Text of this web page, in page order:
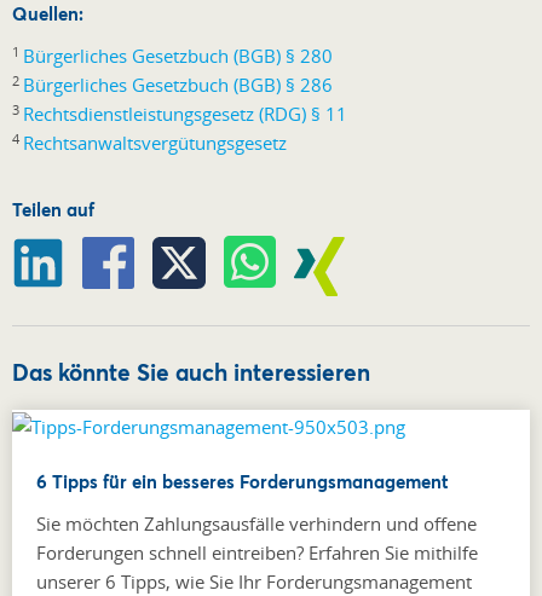
Quellen:
1 Bürgerliches Gesetzbuch (BGB) § 280
2 Bürgerliches Gesetzbuch (BGB) § 286
3 Rechtsdienstleistungsgesetz (RDG) § 11
4 Rechtsanwaltsvergütungsgesetz
Teilen auf
Das könnte Sie auch interessieren
6 Tipps für ein besseres Forderungsmanagement
Sie möchten Zahlungsausfälle verhindern und offene
Forderungen schnell eintreiben? Erfahren Sie mithilfe
unserer 6 Tipps, wie Sie Ihr Forderungsmanagement